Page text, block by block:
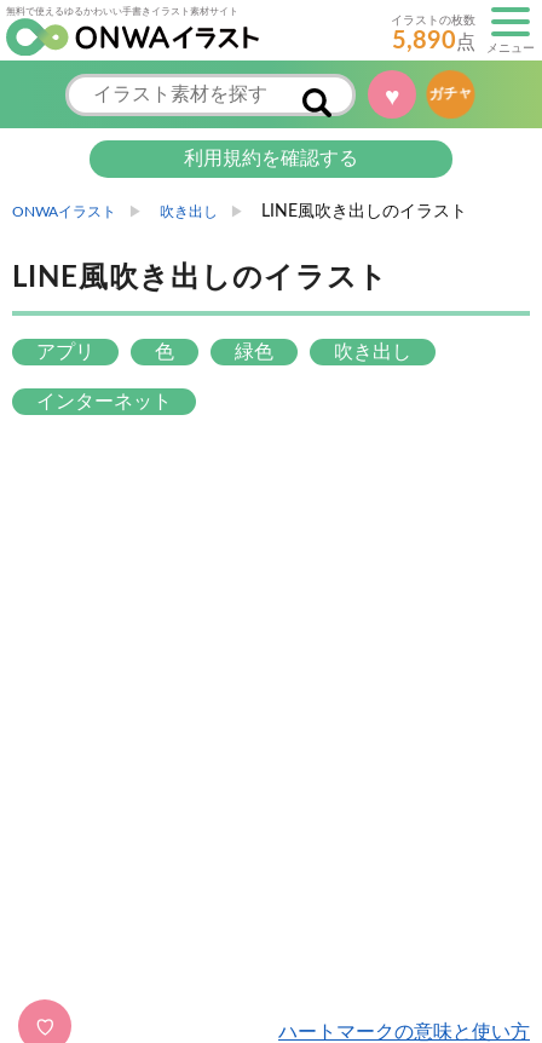
無料で使えるゆるかわいい手書きイラスト素材サイト
イラストの枚数
5,890点 メニュー
♥ ガチャ
利用規約を確認する
ONWAイラスト 吹き出し LINE風吹き出しのイラスト
LINE風吹き出しのイラスト
アプリ 色 緑色 吹き出し
インターネット
♡ ハートマークの意味と使い方